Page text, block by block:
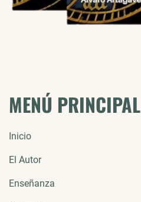
MENÚ PRINCIPAL
Inicio
El Autor
Enseñanza